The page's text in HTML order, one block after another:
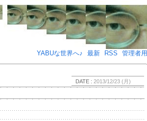
な戯言･･･♪)÷2
YABUな世界へ♪
最新 RSS 管理者用
DATE : 2013/12/23 (月)